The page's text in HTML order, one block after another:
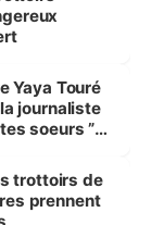
Yaya Touré
journaliste
soeurs ”
trottoirs de
prennent